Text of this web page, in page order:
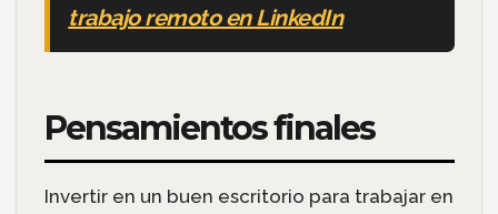
trabajo remoto en LinkedIn
Pensamientos finales
Invertir en un buen escritorio para trabajar en